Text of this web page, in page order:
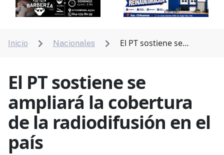
Inicio  Nacionales 
El PT sostiene se
El PT sostiene se
ampliará la cobertura
de la radiodifusión en el
país